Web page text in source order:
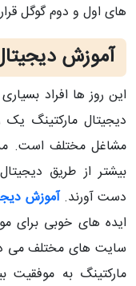
های اول و دوم گوگل
آموزش
این روز ها افراد
دیجیتال مارکتینگ یک
مشاغل مختلف است.
بیشتر از طریق
دست آورند.آموزش
ایده های خوبی برای
سایت های مختلف می
مارکتینگ به